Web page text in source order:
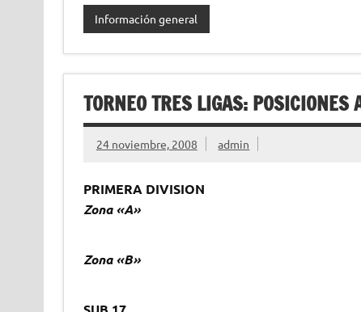
Información general
TORNEO TRES LIGAS:
24 noviembre, 2008 admin
PRIMERA DIVISION
Zona «A»
Zona «B»